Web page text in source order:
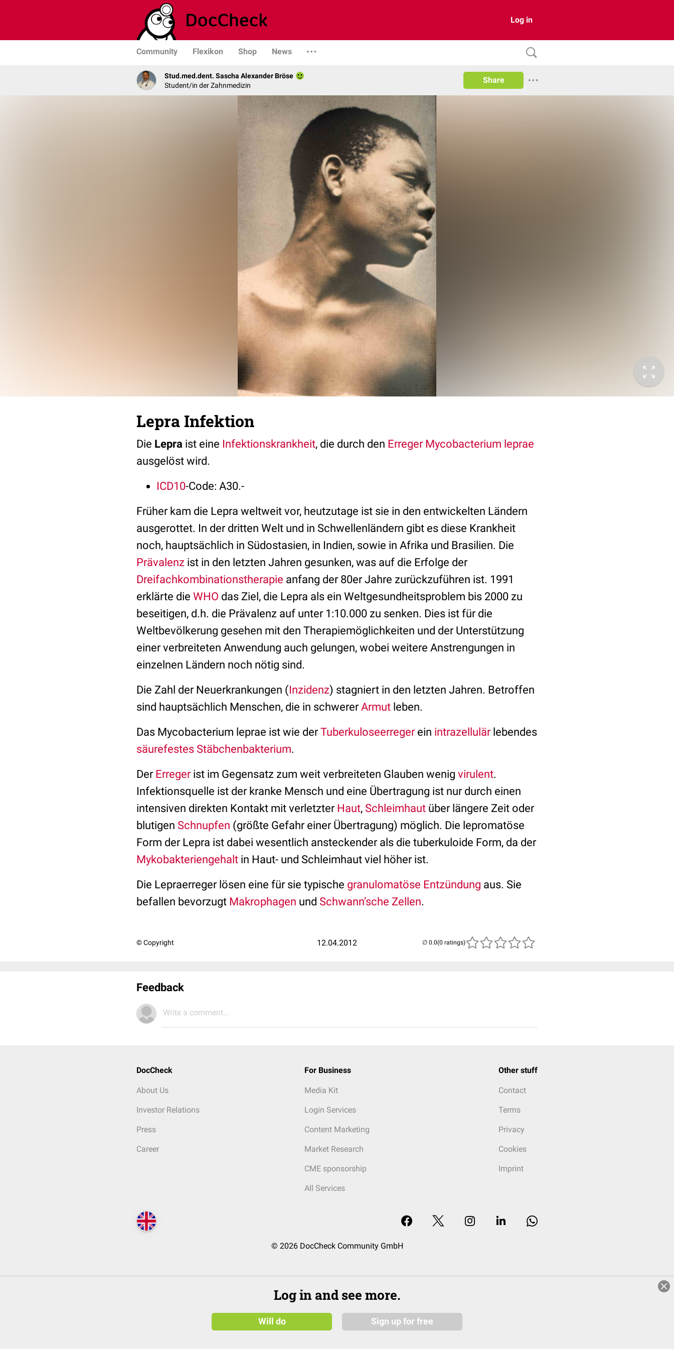
Log in
Community Flexikon Shop News
Stud.med.dent. Sascha Alexander Bröse
Student/in der Zahnmedizin
Share
Lepra Infektion
Die Lepra ist eine Infektionskrankheit, die durch den Erreger Mycobacterium leprae
ausgelöst wird.
ICD10-Code: A30.-
Früher kam die Lepra weltweit vor, heutzutage ist sie in den entwickelten Ländern
ausgerottet. In der dritten Welt und in Schwellenländern gibt es diese Krankheit
noch, hauptsächlich in Südostasien, in Indien, sowie in Afrika und Brasilien. Die
Prävalenz ist in den letzten Jahren gesunken, was auf die Erfolge der
Dreifachkombinationstherapie anfang der 80er Jahre zurückzuführen ist. 1991
erklärte die WHO das Ziel, die Lepra als ein Weltgesundheitsproblem bis 2000 zu
beseitigen, d.h. die Prävalenz auf unter 1:10.000 zu senken. Dies ist für die
Weltbevölkerung gesehen mit den Therapiemöglichkeiten und der Unterstützung
einer verbreiteten Anwendung auch gelungen, wobei weitere Anstrengungen in
einzelnen Ländern noch nötig sind.
Die Zahl der Neuerkrankungen (Inzidenz) stagniert in den letzten Jahren. Betroffen
sind hauptsächlich Menschen, die in schwererArmut leben.
Das Mycobacterium leprae ist wie derTuberkuloseerregerein intrazellulärlebendes
säurefestes Stäbchenbakterium.
Der Erregerist im Gegensatz zum weit verbreiteten Glauben wenig virulent.
Infektionsquelle ist der kranke Mensch und eine Übertragung ist nur durch einen
intensiven direkten Kontakt mit verletzter Haut, Schleimhaut über längere Zeit oder
blutigen Schnupfen (größte Gefahr einer Übertragung) möglich. Die lepromatöse
Form der Lepra ist dabei wesentlich ansteckender als die tuberkuloide Form, da der
Mykobakteriengehalt in Haut- und Schleimhaut viel höher ist.
Die Lepraerreger lösen eine für sie typische granulomatöse Entzündung aus. Sie
befallen bevorzugt Makrophagen und Schwann’sche Zellen.
© Copyright 12.04.2012 (0 ratings)
Feedback
Write a comment...
DocCheck
About Us
Investor Relations
Press
Career
For Business
Media Kit
Login Services
Content Marketing
Market Research
CME sponsorship
All Services
Other stuff
Contact
Terms
Privacy
Cookies
Imprint
© 2026 DocCheck Community GmbH
Log in and see more.
Will do Sign up for free